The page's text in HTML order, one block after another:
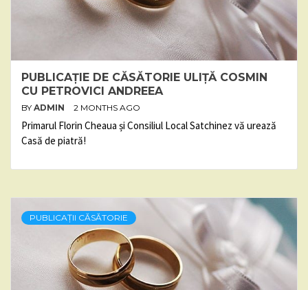
PUBLICAȚIE DE CĂSĂTORIE ULIȚĂ COSMIN
CU PETROVICI ANDREEA
BY ADMIN 2 MONTHS AGO
Primarul Florin Cheaua și Consiliul Local Satchinez vă urează
Casă de piatră!
PUBLICAȚII CĂSĂTORIE